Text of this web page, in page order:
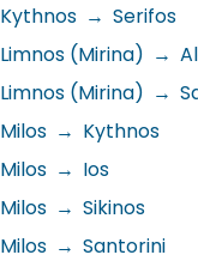
Kythnos → Serifos
Limnos (Mirina) →
Limnos (Mirina) →
Milos → Kythnos
Milos → Ios
Milos → Sikinos
Milos → Santorini